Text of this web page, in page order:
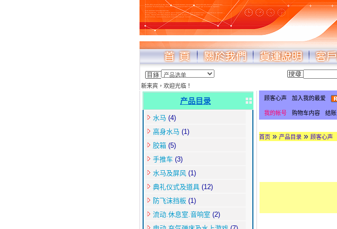
新来宾，欢迎光临！
产品目录
水马 (4)
高身水马 (1)
胶箱 (5)
手推车 (3)
水马及屏风 (1)
典礼仪式及道具 (12)
防飞沫挡板 (1)
流动.休息室.音响室 (2)
顾客心声 加入我的最爱
我的帐号 购物车内容 结账
首页 » 产品目录 » 顾客心声